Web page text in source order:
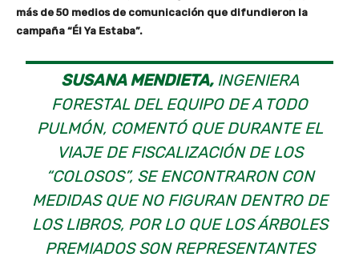
más de 50 medios de comunicación que difundieron la
campaña “Él Ya Estaba”.
SUSANA MENDIETA,INGENIERA
FORESTAL DEL EQUIPO DE A TODO
PULMÓN, COMENTÓ QUE DURANTE EL
VIAJE DE FISCALIZACIÓN DE LOS
“COLOSOS”, SE ENCONTRARON CON
MEDIDAS QUE NO FIGURAN DENTRO DE
LOS LIBROS, POR LO QUE LOS ÁRBOLES
PREMIADOS SON REPRESENTANTES